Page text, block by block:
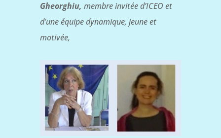
Gheorghiu, membre invitée d’ICEO et
d’une équipe dynamique, jeune et
motivée,